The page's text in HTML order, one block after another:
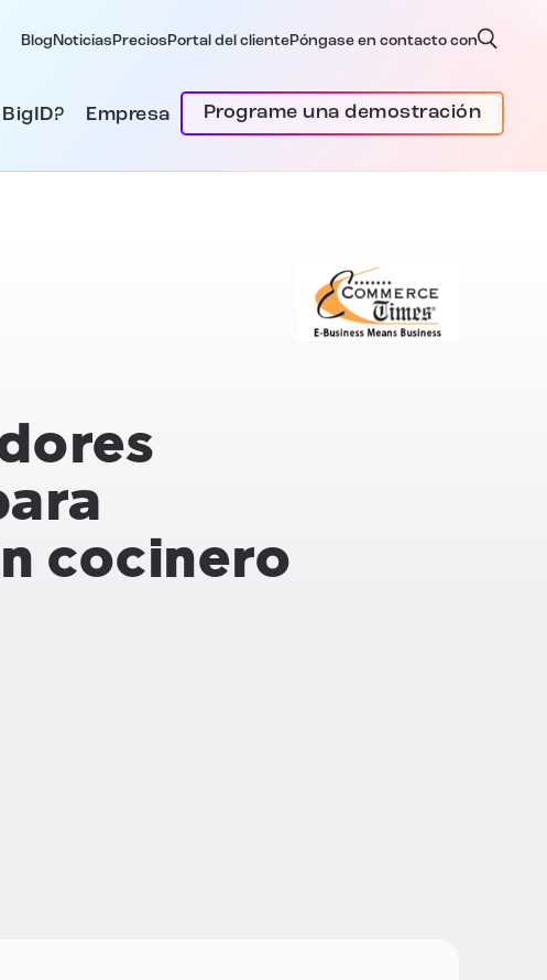
Blog Noticias Precios Portal del clientePóngase en contacto con
Empresa Programe una demostración
cocinero